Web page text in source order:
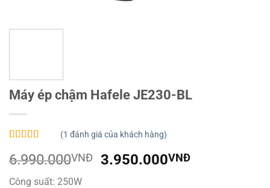
Máy ép chậm Hafele JE230-BL
dựa trên
đánh giá
(1 đánh giá của khách hàng)
6.990.000VNĐ
Giá
3.950.000VNĐGiá
Công suất: 250W